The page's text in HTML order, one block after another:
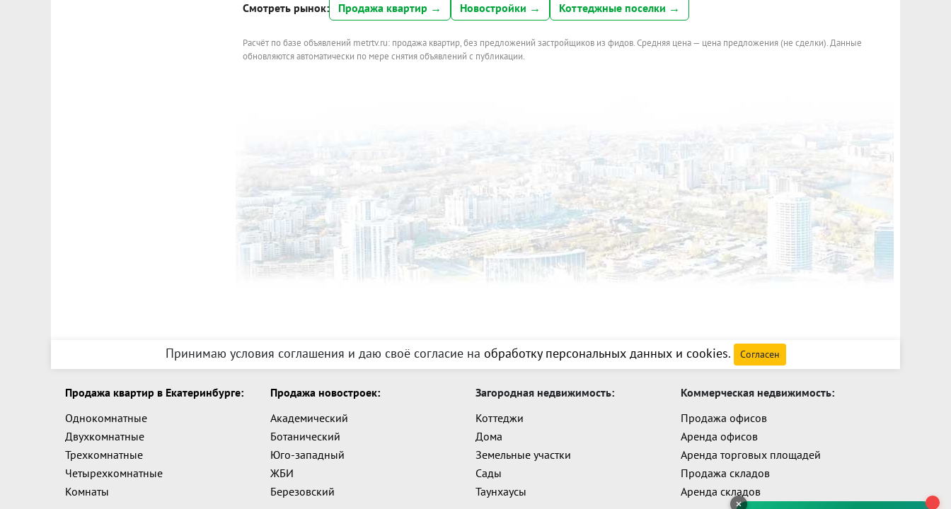
Смотреть рынок: Продажа квартир → Новостройки → Коттеджные поселки →
Расчёт по базе объявлений metrtv.ru: продажа квартир, без предложений застройщиков из фидов. Средняя цена — цена предложения (не сделки). Данные
обновляются автоматически по мере снятия объявлений с публикации.
Принимаю условия соглашения и даю своё согласие на обработку персональных данных и cookies. Согласен
Продажа квартир в Екатеринбурге:
Однокомнатные
Двухкомнатные
Трехкомнатные
Четырехкомнатные
Комнаты
Продажа новостроек:
Академический
Ботанический
Юго-западный
ЖБИ
Березовский
Загородная недвижимость:
Коттеджи
Дома
Земельные участки
Сады
Таунхаусы
Коммерческая недвижимость:
Продажа офисов
Аренда офисов
Аренда торговых площадей
Продажа складов
Аренда складов